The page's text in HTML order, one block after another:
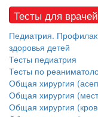
Закон о праве
реанимации внесен
Тесты для врачей
Педиатрия.
здоровья детей
Тесты педиатрия
Тесты по
Общая хирургия
Общая хирургия
Общая хирургия